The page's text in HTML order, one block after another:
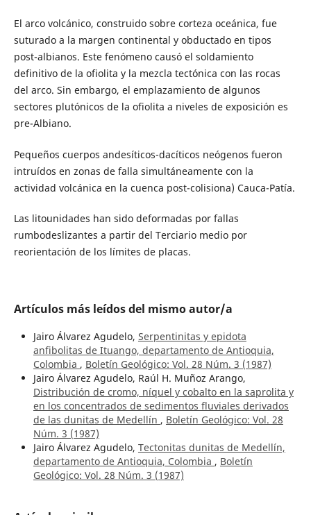
El arco volcánico, construido sobre corteza oceánica, fue
suturado a la margen continental y obductado en tipos
post-albianos. Este fenómeno causó el soldamiento
definitivo de la ofiolita y la mezcla tectónica con las rocas
del arco. Sin embargo, el emplazamiento de algunos
sectores plutónicos de la ofiolita a niveles de exposición es
pre-Albiano.
Pequeños cuerpos andesíticos-dacíticos neógenos fueron
intruídos en zonas de falla simultáneamente con la
actividad volcánica en la cuenca post-colisiona) Cauca-Patía.
Las litounidades han sido deformadas por fallas
rumbodeslizantes a partir del Terciario medio por
reorientación de los límites de placas.
Artículos más leídos del mismo autor/a
Jairo Álvarez Agudelo, Serpentinitas y epidota
anfibolitas de Ituango, departamento de Antioquia,
Colombia , Boletín Geológico: Vol. 28 Núm. 3 (1987)
Jairo Álvarez Agudelo, Raúl H. Muñoz Arango,
Distribución de cromo, níquel y cobalto en la saprolita y
en los concentrados de sedimentos fluviales derivados
de las dunitas de Medellín , Boletín Geológico: Vol. 28
Núm. 3 (1987)
Jairo Álvarez Agudelo, Tectonitas dunitas de Medellín,
departamento de Antioquia, Colombia , Boletín
Geológico: Vol. 28 Núm. 3 (1987)